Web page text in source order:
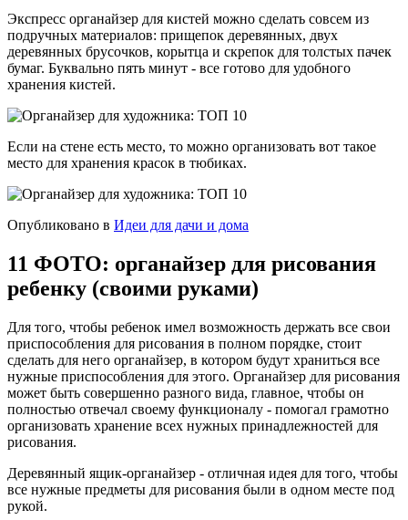
Экспресс органайзер для кистей можно сделать совсем из
подручных материалов: прищепок деревянных, двух
деревянных брусочков, корытца и скрепок для толстых пачек
бумаг. Буквально пять минут - все готово для удобного
хранения кистей.
Если на стене есть место, то можно организовать вот такое
место для хранения красок в тюбиках.
Опубликовано в Идеи для дачи и дома
11 ФОТО: органайзер для рисования
ребенку (своими руками)
Для того, чтобы ребенок имел возможность держать все свои
приспособления для рисования в полном порядке, стоит
сделать для него органайзер, в котором будут храниться все
нужные приспособления для этого. Органайзер для рисования
может быть совершенно разного вида, главное, чтобы он
полностью отвечал своему функционалу - помогал грамотно
организовать хранение всех нужных принадлежностей для
рисования.
Деревянный ящик-органайзер - отличная идея для того, чтобы
все нужные предметы для рисования были в одном месте под
рукой.